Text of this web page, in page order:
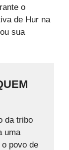
o
de Hur na
sua
da tribo
uma
povo de